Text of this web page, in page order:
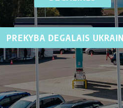
PREKYBA DEGALAIS